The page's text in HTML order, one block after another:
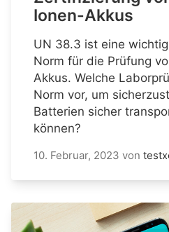
Ionen-Akkus
UN 38.3 ist eine
Norm für die Prüfung
Akkus. Welche
Norm vor, um
Batterien sicher
können?
10. Februar, 2023 von